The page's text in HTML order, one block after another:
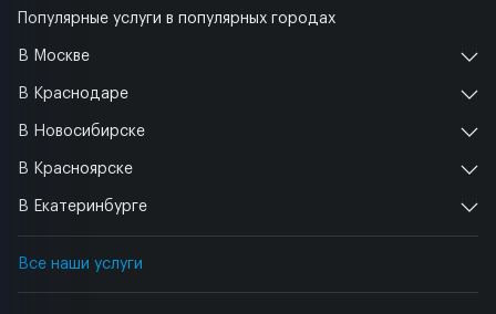
Популярные услуги в популярных городах
В Москве
В Краснодаре
В Новосибирске
В Красноярске
В Екатеринбурге
Все наши услуги